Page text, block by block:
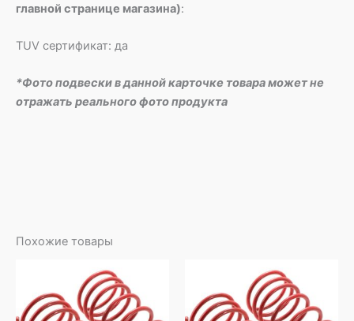
главной странице магазина):
TUV сертификат: да
*Фото подвески в данной карточке товара может не
отражать реального фото продукта
Похожие товары